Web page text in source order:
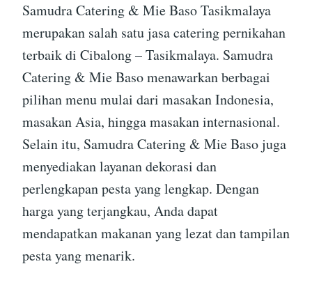
Samudra Catering & Mie Baso Tasikmalaya
merupakan salah satu jasa catering pernikahan
terbaik di Cibalong – Tasikmalaya. Samudra
Catering & Mie Baso menawarkan berbagai
pilihan menu mulai dari masakan Indonesia,
masakan Asia, hingga masakan internasional.
Selain itu, Samudra Catering & Mie Baso juga
menyediakan layanan dekorasi dan
perlengkapan pesta yang lengkap. Dengan
harga yang terjangkau, Anda dapat
mendapatkan makanan yang lezat dan tampilan
pesta yang menarik.